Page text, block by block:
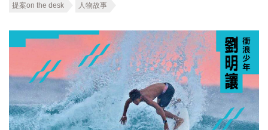
提案on the desk 人物故事